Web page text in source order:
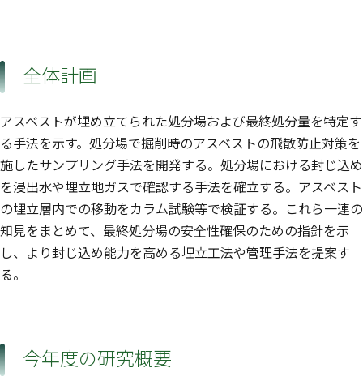
全体計画
アスベストが埋め立てられた処分場および最終処分量を特定す
る手法を示す。処分場で掘削時のアスベストの飛散防止対策を
施したサンプリング手法を開発する。処分場における封じ込め
を浸出水や埋立地ガスで確認する手法を確立する。アスベスト
の埋立層内での移動をカラム試験等で検証する。これら一連の
知見をまとめて、最終処分場の安全性確保のための指針を示
し、より封じ込め能力を高める埋立工法や管理手法を提案す
る。
今年度の研究概要